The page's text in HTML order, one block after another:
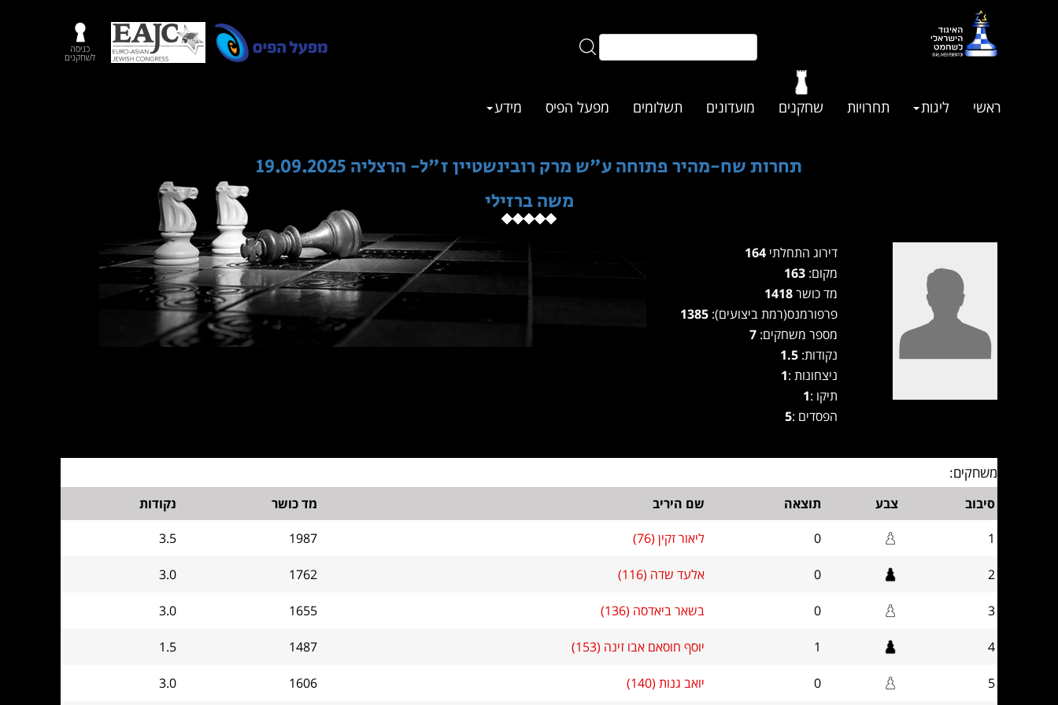
כניסה
לשחקנים
ראשי ליגות תחרויות שחקנים מועדונים תשלומים מפעל הפיס מידע
תחרות שח-מהיר פתוחה ע"ש מרק רובינשטיין ז"ל- הרצליה 19.09.2025
משה ברזילי
דירוג התחלתי 164
מקום: 163
מד כושר1418
פרפורמנס(רמת ביצועים): 1385
מספר משחקים: 7
נקודות:1.5
ניצחונות :1
תיקו :1
הפסדים :5
משחקים:
סיבוב צבע תוצאה שם היריב מד כושר
נקודות
1
0 ליאור זקין (76) 1987
3.5
2
0 אלעד שדה (116) 1762
3.0
3
0 בשאר ביאדסה (136) 1655
3.0
4
1 יוסף חוסאם אבו זינה (153) 1487
1.5
5
0 יואב גנות (140) 1606
3.0